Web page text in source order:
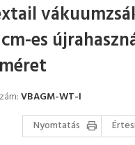
es
VBAGM-WT-I
Nyomtatás